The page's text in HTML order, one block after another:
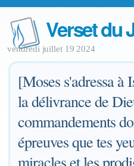
Verset du
vendredi juillet 19 2024
[Moses s'adressa à
la délivrance de
commandements
épreuves que tes
miracles et les